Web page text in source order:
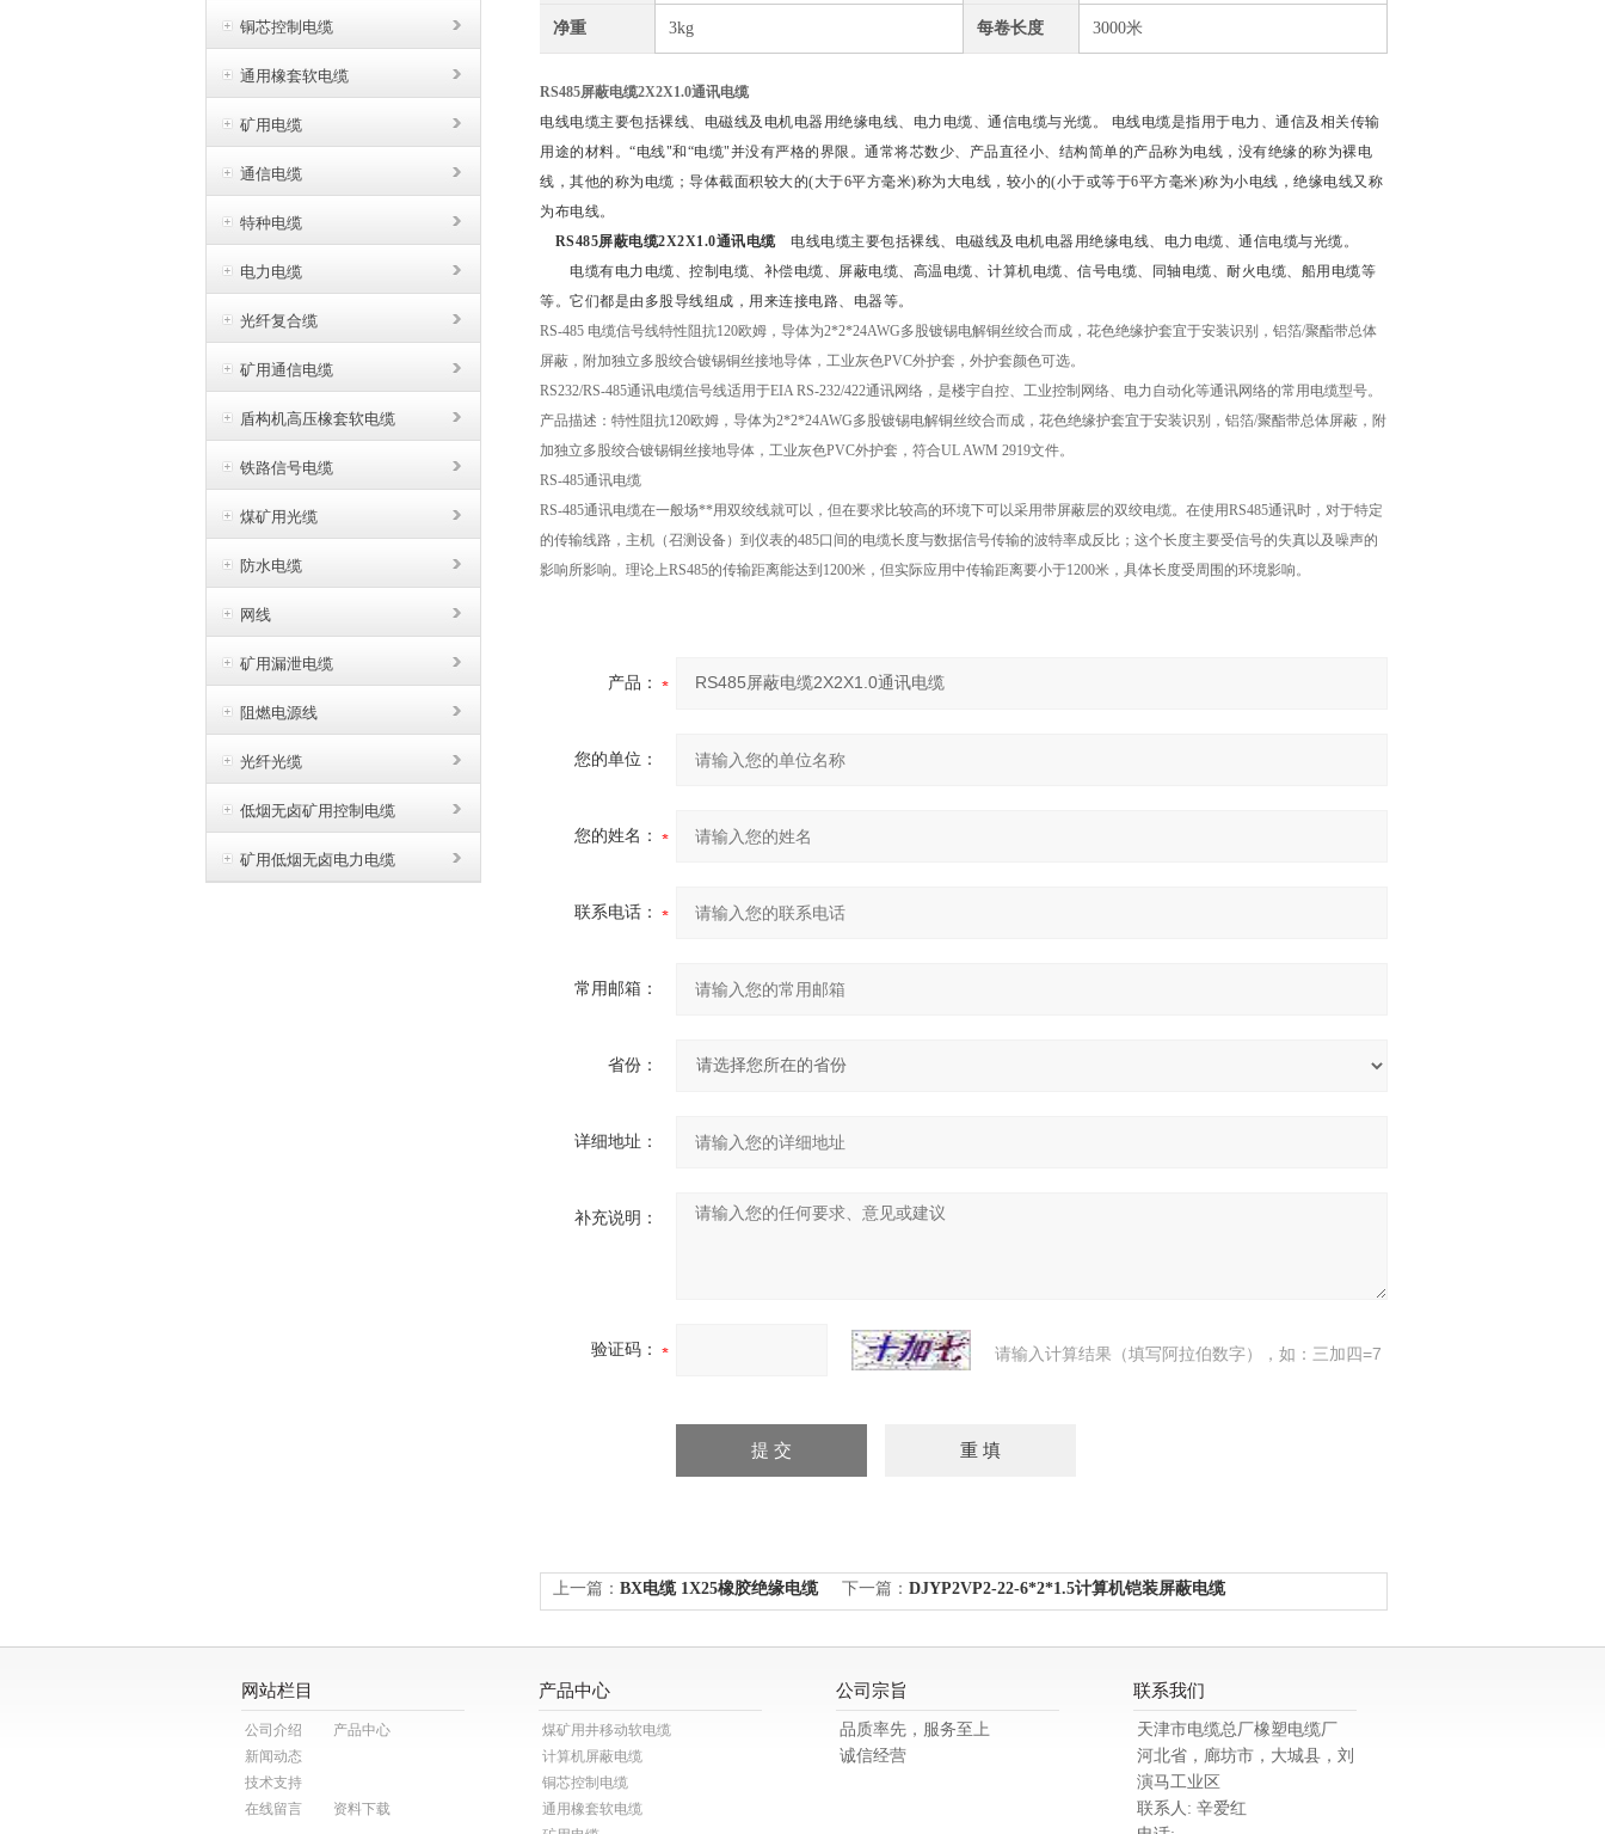
铜芯控制电缆
通用橡套软电缆
矿用电缆
通信电缆
特种电缆
电力电缆
光纤复合缆
矿用通信电缆
盾构机高压橡套软电缆
铁路信号电缆
煤矿用光缆
防水电缆
网线
矿用漏泄电缆
阻燃电源线
光纤光缆
低烟无卤矿用控制电缆
矿用低烟无卤电力电缆
净重 3kg 每卷长度 3000米
RS485屏蔽电缆2X2X1.0通讯电缆
电线电缆主要包括裸线、电磁线及电机电器用绝缘电线、电力电缆、通信电缆与光缆。 电线电缆是指用于电力、通信及相关传输
用途的材料。“电线"和“电缆"并没有严格的界限。通常将芯数少、产品直径小、结构简单的产品称为电线，没有绝缘的称为裸电
线，其他的称为电缆；导体截面积较大的(大于6平方毫米)称为大电线，较小的(小于或等于6平方毫米)称为小电线，绝缘电线又称
为布电线。
RS485屏蔽电缆2X2X1.0通讯电缆电线电缆主要包括裸线、电磁线及电机电器用绝缘电线、电力电缆、通信电缆与光缆。
电缆有电力电缆、控制电缆、补偿电缆、屏蔽电缆、高温电缆、计算机电缆、信号电缆、同轴电缆、耐火电缆、船用电缆等
等。它们都是由多股导线组成，用来连接电路、电器等。
RS-485 电缆信号线特性阻抗120欧姆，导体为2*2*24AWG多股镀锡电解铜丝绞合而成，花色绝缘护套宜于安装识别，铝箔/聚酯带总体
屏蔽，附加独立多股绞合镀锡铜丝接地导体，工业灰色PVC外护套，外护套颜色可选。
RS232/RS-485通讯电缆信号线适用于EIA RS-232/422通讯网络，是楼宇自控、工业控制网络、电力自动化等通讯网络的常用电缆型号。
产品描述：特性阻抗120欧姆，导体为2*2*24AWG多股镀锡电解铜丝绞合而成，花色绝缘护套宜于安装识别，铝箔/聚酯带总体屏蔽，附
加独立多股绞合镀锡铜丝接地导体，工业灰色PVC外护套，符合UL AWM 2919文件。
RS-485通讯电缆
RS-485通讯电缆在一般场**用双绞线就可以，但在要求比较高的环境下可以采用带屏蔽层的双绞电缆。在使用RS485通讯时，对于特定
的传输线路，主机（召测设备）到仪表的485口间的电缆长度与数据信号传输的波特率成反比；这个长度主要受信号的失真以及噪声的
影响所影响。理论上RS485的传输距离能达到1200米，但实际应用中传输距离要小于1200米，具体长度受周围的环境影响。
产品：
您的单位：
您的姓名：
联系电话：
常用邮箱：
省份：
详细地址：
补充说明：
验证码： 请输入计算结果（填写阿拉伯数字），如：三加四=7
上一篇： BX电缆 1X25橡胶绝缘电缆 下一篇： DJYP2VP2-22-6*2*1.5计算机铠装屏蔽电缆
网站栏目
公司介绍
产品中心
新闻动态
技术支持
在线留言
资料下载
产品中心
煤矿用井移动软电缆
计算机屏蔽电缆
铜芯控制电缆
通用橡套软电缆
公司宗旨
品质率先，服务至上
诚信经营
联系我们
天津市电缆总厂橡塑电缆厂
河北省，廊坊市，大城县，刘
演马工业区
联系人: 辛爱红